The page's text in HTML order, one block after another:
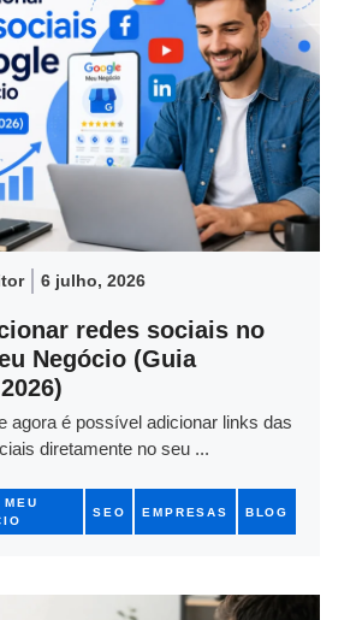
6 julho, 2026
redes sociais no
Negócio (Guia
agora é possível adicionar links das
diretamente no seu ...
SEO EMPRESAS BLOG